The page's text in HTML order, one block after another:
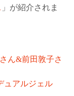
」が紹介されま
ん&前田敦子さ
ュアルジェル